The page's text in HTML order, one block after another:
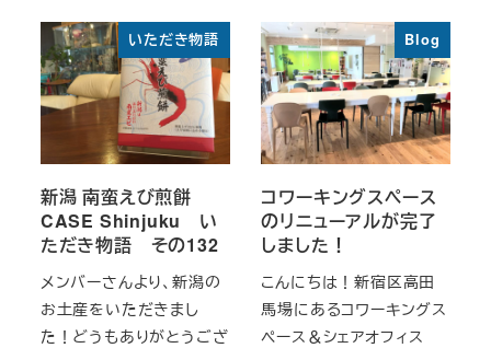
いただき物語
新潟 南蛮えび煎餅
CASE Shinjuku い
ただき物語 その132
メンバーさんより、新潟の
お土産をいただきまし
た！どうもありがとうござ
Blog
コワーキングスペース
のリニューアルが完了
しました！
こんにちは！新宿区高田
馬場にあるコワーキングス
ペース＆シェアオフィス